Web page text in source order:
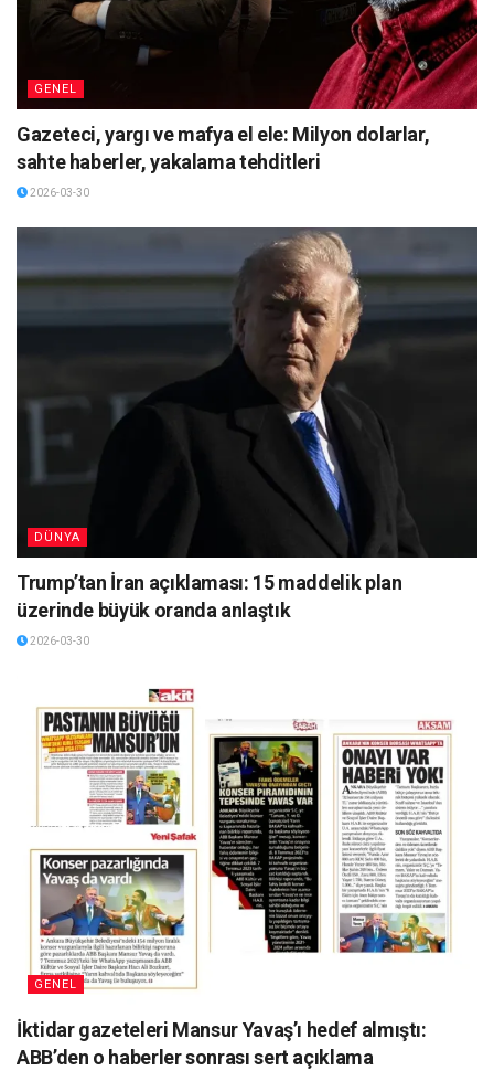
GENEL
Gazeteci, yargı ve mafya el ele: Milyon dolarlar,
sahte haberler, yakalama tehditleri
2026-03-30
DÜNYA
Trump’tan İran açıklaması: 15 maddelik plan
üzerinde büyük oranda anlaştık
2026-03-30
GENEL
İktidar gazeteleri Mansur Yavaş’ı hedef almıştı:
ABB’den o haberler sonrası sert açıklama